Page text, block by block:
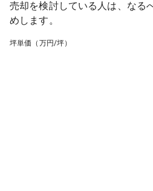
売却を検討している人は、なる
めします。
坪単価（万円/坪）